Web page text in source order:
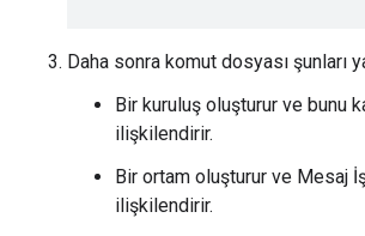
Daha sonra komut dosyası şunları
Bir kuruluş oluşturur ve bunu
ilişkilendirir.
Bir ortam oluşturur ve Mesaj
ilişkilendirir.